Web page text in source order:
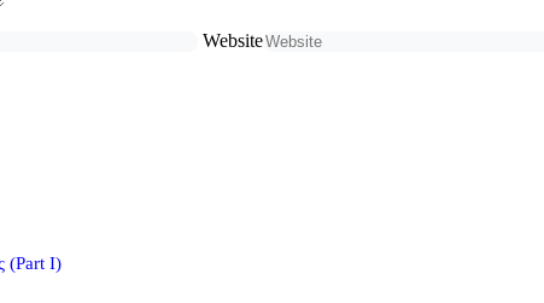
Website
(Part I)